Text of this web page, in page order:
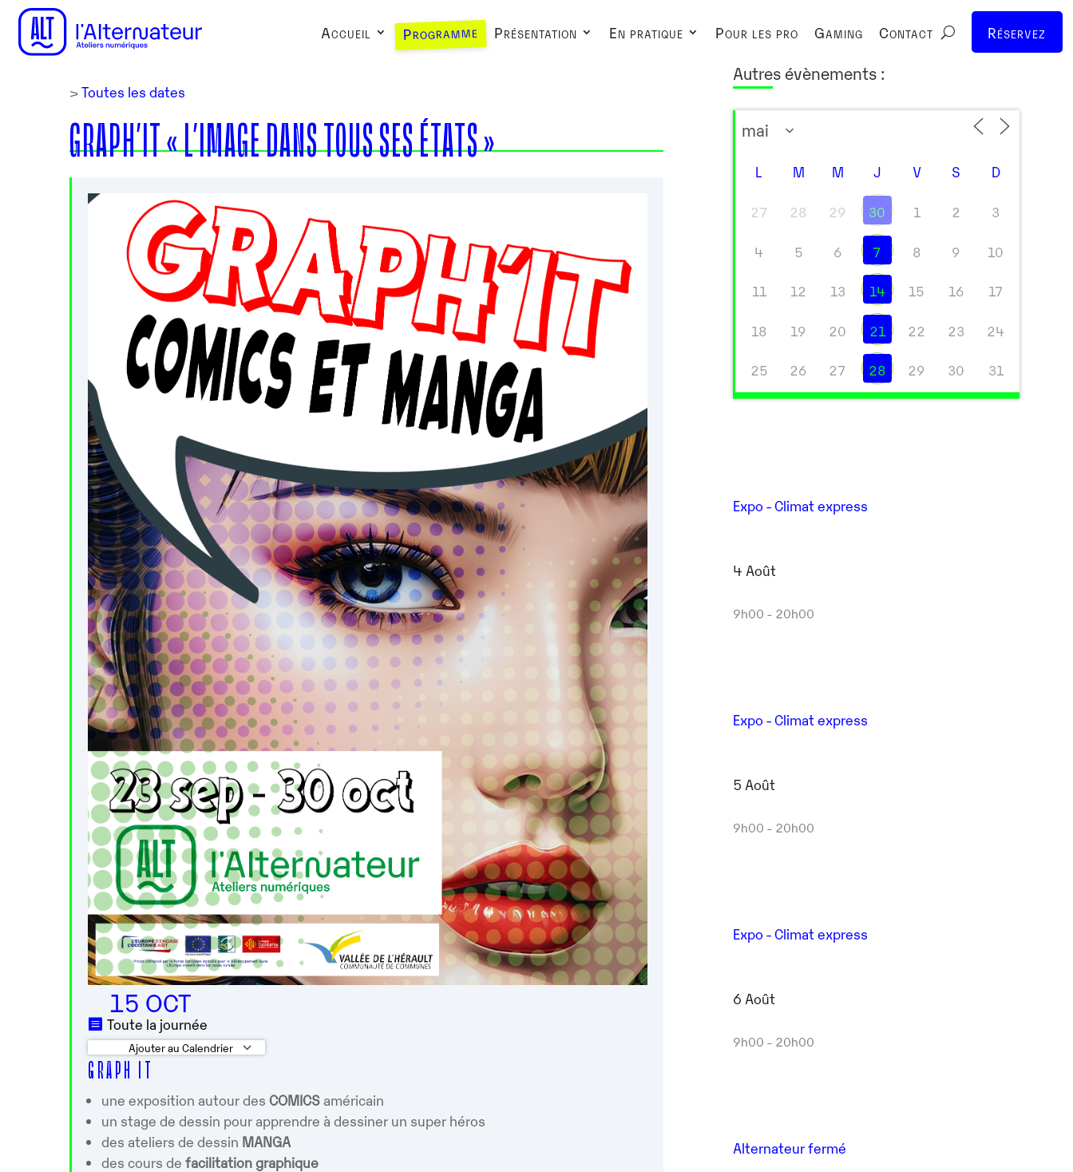
Accueil Programme Présentation En pratique Pour les pro Gaming Contact Réservez
> Toutes les dates
GRAPH’IT « L’IMAGE DANS TOUS SES ÉTATS »
15 OCT
Toute la journée
Ajouter au Calendrier
Télécharger ICS
G R A P H I T
une exposition autour desCOMICSaméricain
un stage de dessin pour apprendre à dessiner un super héros
des ateliers de dessin MANGA
des cours defacilitation graphique
Autres évènements :
L M M J V S D
27 28 29 30 1 2 3
4 5 6 7 8 9 10
11 12 13 14 15 16 17
18 19 20 21 22 23 24
25 26 27 28 29 30 31
Expo - Climat express
4 Août
9h00 - 20h00
Expo - Climat express
5 Août
9h00 - 20h00
Expo - Climat express
6 Août
9h00 - 20h00
Alternateur fermé